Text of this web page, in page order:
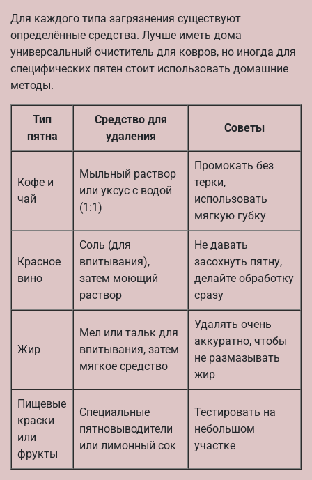
Для каждого типа загрязнения существуют
определённые средства. Лучше иметь дома
универсальный очиститель для ковров, но иногда для
специфических пятен стоит использовать домашние
методы.
Тип
пятна
Средство для
удаления
Советы
Кофе и
чай
Мыльный раствор
или уксус с водой
(1:1)
Промокать без
терки,
использовать
мягкую губку
Красное
вино
Соль (для
впитывания),
затем моющий
раствор
Не давать
засохнуть пятну,
делайте обработку
сразу
Жир
Мел или тальк для
впитывания, затем
мягкое средство
Удалять очень
аккуратно, чтобы
не размазывать
жир
Пищевые
краски
или
фрукты
Специальные
пятновыводители
или лимонный сок
Тестировать на
небольшом
участке